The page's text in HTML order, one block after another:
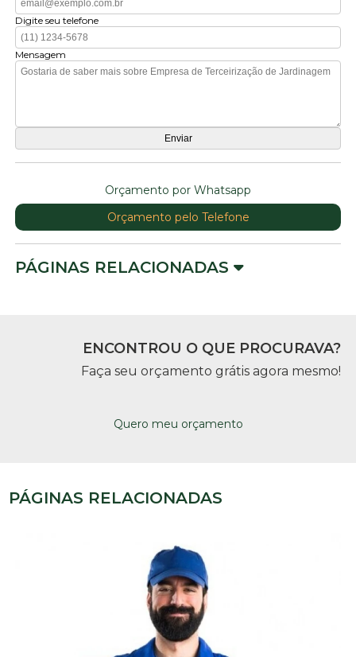
Digite seu telefone
Mensagem
Orçamento por Whatsapp
Orçamento pelo Telefone
PÁGINAS RELACIONADAS
ENCONTROU O QUE PROCURAVA?
Faça seu orçamento grátis agora mesmo!
Quero meu orçamento
PÁGINAS RELACIONADAS